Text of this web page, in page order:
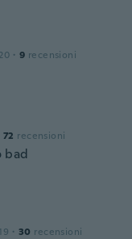
· 9 recensioni
72 recensioni
bad
· 30 recensioni